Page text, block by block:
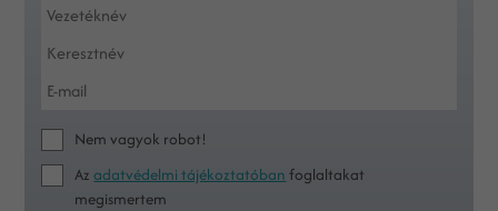
Nem vagyok robot!
Azadatvédelmi tájékoztatóban foglaltakat
megismertem